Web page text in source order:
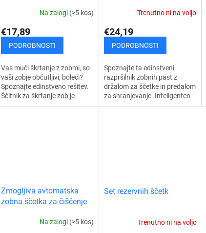
Na zalogi (>5 kos)
€17,89
PODROBNOSTI
Vas muči škrtanje z zobmi, so
vaši zobje občutljivi, boleči?
Spoznajte edinstveno rešitev.
Ščitnik za škrtanje zob je
prozoren pripomoček, ki ščiti
Trenutno ni na voljo
€24,19
PODROBNOSTI
Spoznajte ta edinstveni
razpršilnik zobnih past z
držalom za ščetke in predalom
za shranjevanje. Inteligenten
in sodoben sistem bo poskrbel
Zmogljiva avtomatska
zobna ščetka za čiščenje
Na zalogi (>5 kos)
Set rezervnih ščetk
Trenutno ni na voljo